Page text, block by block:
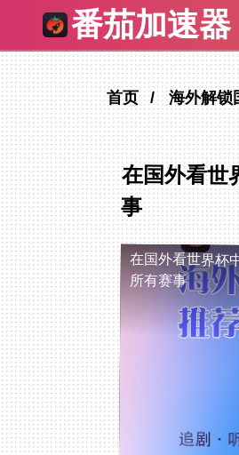
番茄加速器
首页 海外解
在国外看世
事
在国外看世界杯
所有赛事